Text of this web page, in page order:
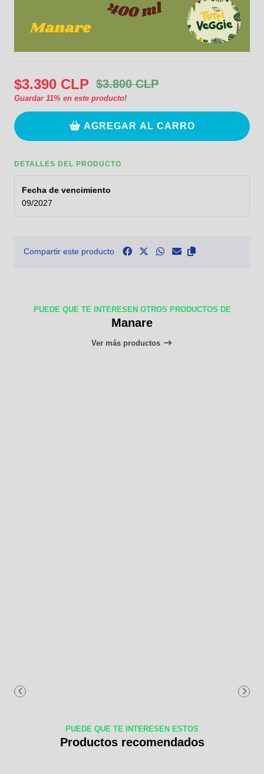
$3.390 CLP $3.800 CLP
Guardar 11% en este producto!
AGREGAR AL CARRO
DETALLES DEL PRODUCTO
Fecha de vencimiento
09/2027
Compartir este producto
PUEDE QUE TE INTERESEN OTROS PRODUCTOS DE
Manare
Ver más productos
PUEDE QUE TE INTERESEN ESTOS
Productos recomendados